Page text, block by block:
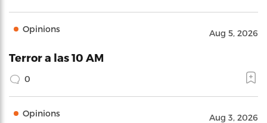
Opinions Aug 5, 2026
Terror a las 10 AM
0
Opinions Aug 3, 2026